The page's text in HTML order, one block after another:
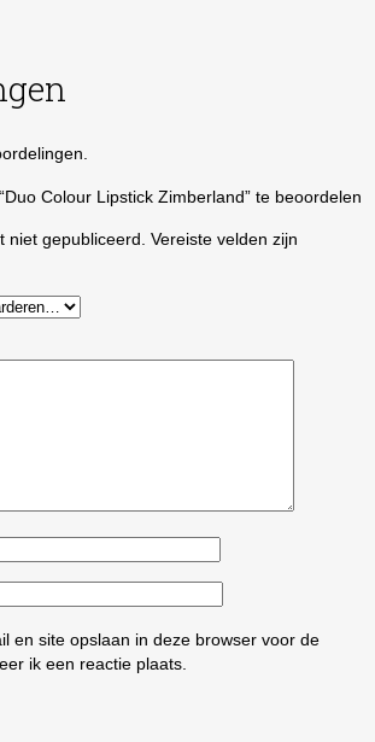
Colour Lipstick Zimberland” te beoordelen
niet gepubliceerd. Vereiste velden zijn
en site opslaan in deze browser voor de
ik een reactie plaats.